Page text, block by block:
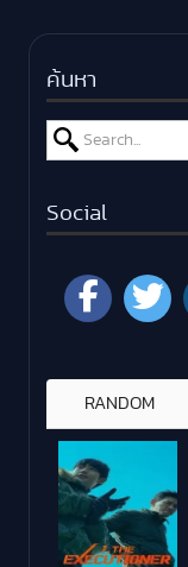
ค้นหา
Search for:
Social
RANDOM